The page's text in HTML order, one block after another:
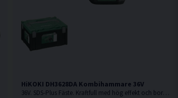
HiKOKI DH3628DA Kombihammare 36V
36V. SDS-Plus Fäste. Kraftfull med hög effekt och borr-/mejslingshastighet. Levereras utan batteri och laddare.